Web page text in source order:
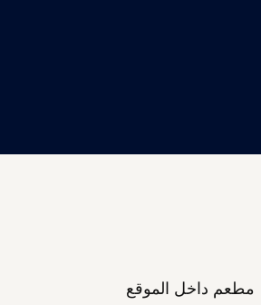
مطعم داخل الموقع